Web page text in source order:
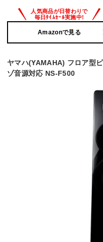
Amazonで見る
ヤマハ(YAMAHA) フロア型
ゾ音源対応 NS-F500